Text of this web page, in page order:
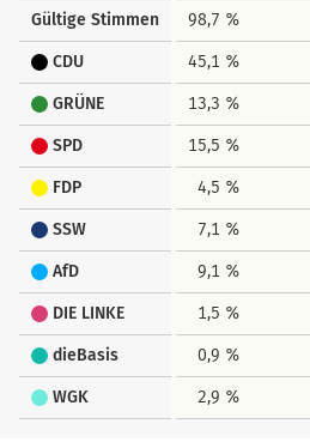
Gültige Stimmen 98,7 %
CDU 45,1 %
GRÜNE 13,3 %
SPD 15,5 %
FDP 4,5 %
SSW 7,1 %
AfD 9,1 %
DIE LINKE 1,5 %
dieBasis 0,9 %
WGK 2,9 %